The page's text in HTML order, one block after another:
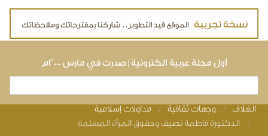
أول مجلة عربية الكترونية | صدرت في مارس ٢٠٠٠م
You are here
الغلاف وجهات ثقافية
مداولات إسلامية
الدكتورة فاطمة نصيف وحقوق المرأة المسلمة